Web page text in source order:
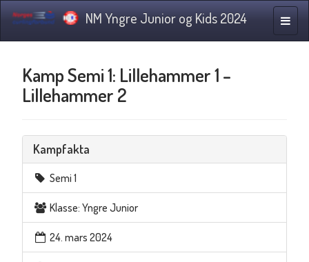
NM Yngre Junior og Kids 2024
Kamp Semi 1: Lillehammer 1 –
Lillehammer 2
Kampfakta
Semi 1
Klasse: Yngre Junior
24. mars 2024